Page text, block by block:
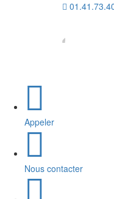
Appeler
Nous contacter